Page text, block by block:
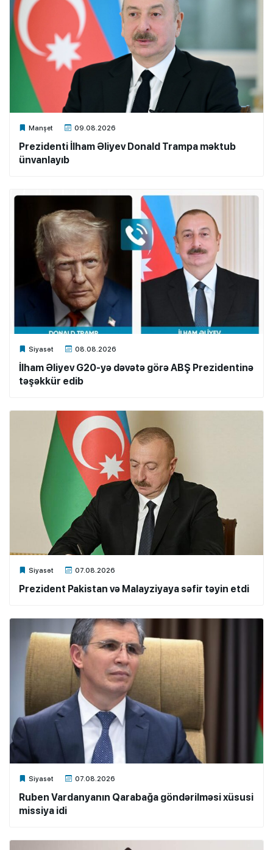
Manşet 09.08.2026
Xalq.Online
Prezidenti İlham Əliyev Donald Trampa məktub
ünvanlayıb
Siyasət 08.08.2026
Xalq.Online
İlham Əliyev G20-yə dəvətə görə ABŞ Prezidentinə
təşəkkür edib
Siyasət 07.08.2026
Xalq.Online
Prezident Pakistan və Malayziyaya səfir təyin etdi
Siyasət 07.08.2026
Xalq.Online
Ruben Vardanyanın Qarabağa göndərilməsi xüsusi
missiya idi